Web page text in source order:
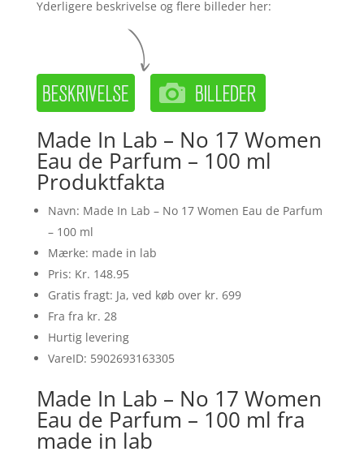
Yderligere beskrivelse og flere billeder her:
Made In Lab – No 17 Women
Eau de Parfum – 100 ml
Produktfakta
Navn: Made In Lab – No 17 Women Eau de Parfum
– 100 ml
Mærke: made in lab
Pris: Kr. 148.95
Gratis fragt: Ja, ved køb over kr. 699
Fra fra kr. 28
Hurtig levering
VareID: 5902693163305
Made In Lab – No 17 Women
Eau de Parfum – 100 ml fra
made in lab